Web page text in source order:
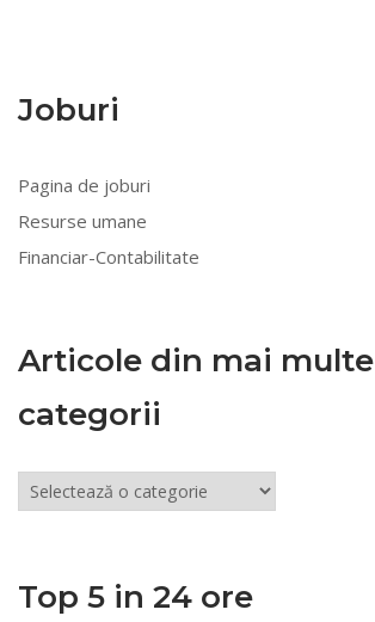
Joburi
Pagina de joburi
Resurse umane
Financiar-Contabilitate
Articole din mai multe
categorii
Articole
din
categorii
Top 5 in 24 ore